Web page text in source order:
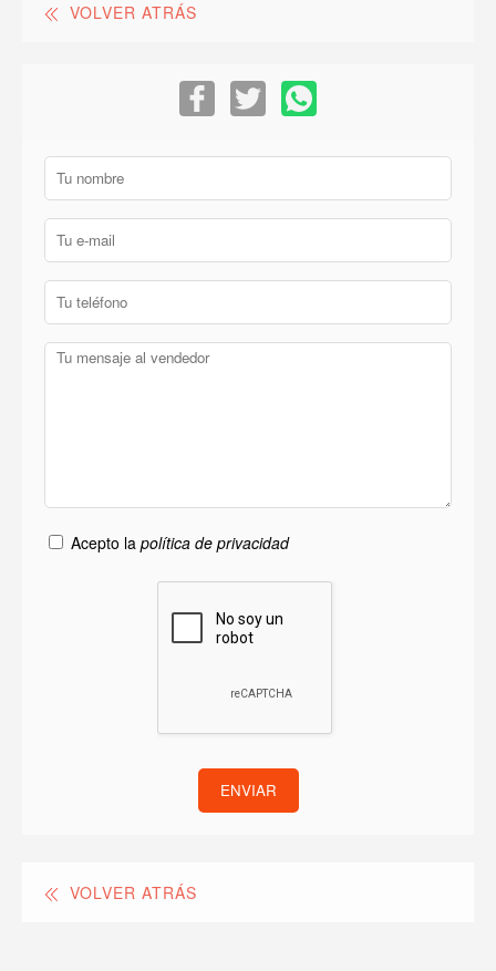
VOLVER ATRÁS
Acepto la política de privacidad
ENVIAR
VOLVER ATRÁS